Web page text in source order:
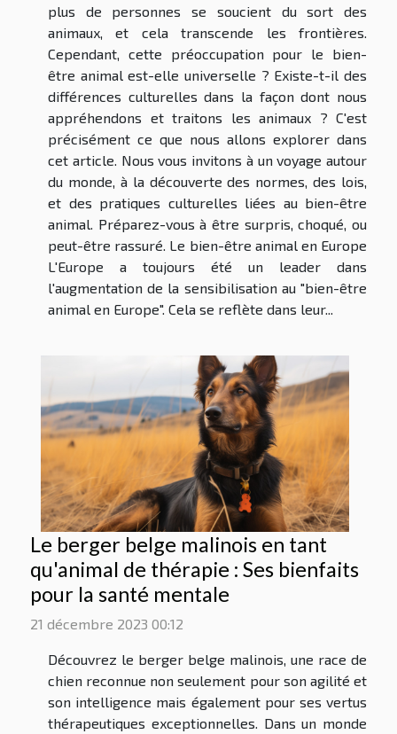
plus de personnes se soucient du sort des
animaux, et cela transcende les frontières.
Cependant, cette préoccupation pour le bien-
être animal est-elle universelle ? Existe-t-il des
différences culturelles dans la façon dont nous
appréhendons et traitons les animaux ? C'est
précisément ce que nous allons explorer dans
cet article. Nous vous invitons à un voyage autour
du monde, à la découverte des normes, des lois,
et des pratiques culturelles liées au bien-être
animal. Préparez-vous à être surpris, choqué, ou
peut-être rassuré. Le bien-être animal en Europe
L'Europe a toujours été un leader dans
l'augmentation de la sensibilisation au "bien-être
animal en Europe". Cela se reflète dans leur...
Le berger belge malinois en tant
qu'animal de thérapie : Ses bienfaits
pour la santé mentale
21 décembre 2023 00:12
Découvrez le berger belge malinois, une race de
chien reconnue non seulement pour son agilité et
son intelligence mais également pour ses vertus
thérapeutiques exceptionnelles. Dans un monde